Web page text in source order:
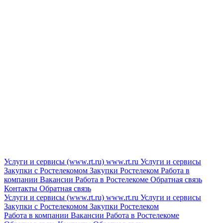
Услуги и сервисы (www.rt.ru) www.rt.ru Услуги и сервисы
Закупки с Ростелекомом Закупки Ростелеком Работа в
компании Вакансии Работа в Ростелекоме Обратная связь
Контакты Обратная связь
Услуги и сервисы (www.rt.ru) www.rt.ru Услуги и сервисы
Закупки с Ростелекомом Закупки Ростелеком
Работа в компании Вакансии Работа в Ростелекоме